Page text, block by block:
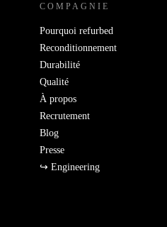
COMPAGNIE
Pourquoi refurbed
Reconditionnement
Durabilité
Qualité
À propos
Recrutement
Blog
Presse
↪ Engineering